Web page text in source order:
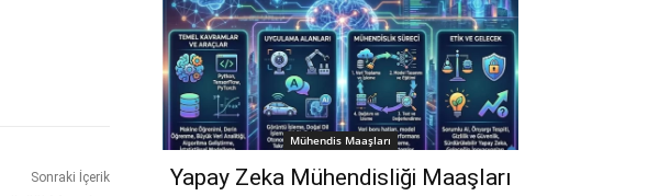
Sonraki İçerik
Mühendis Maaşları
Yapay Zeka Mühendisliği Maaşları